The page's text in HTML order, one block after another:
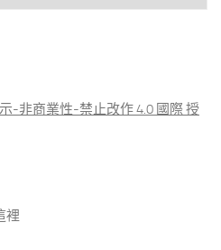
-非商業性-禁止改作 4.0 國際 授
裡